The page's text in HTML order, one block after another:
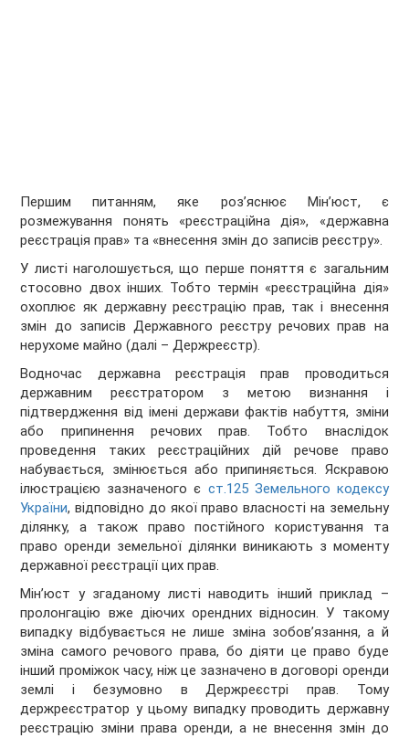
Першим питанням, яке роз’яснює Мін’юст, є
розмежування понять «реєстраційна дія», «державна
реєстрація прав» та «внесення змін до записів реєстру».
У листі наголошується, що перше поняття є загальним
стосовно двох інших. Тобто термін «реєстраційна дія»
охоплює як державну реєстрацію прав, так і внесення
змін до записів Державного реєстру речових прав на
нерухоме майно (далі – Держреєстр).
Водночас державна реєстрація прав проводиться
державним реєстратором з метою визнання і
підтвердження від імені держави фактів набуття, зміни
або припинення речових прав. Тобто внаслідок
проведення таких реєстраційних дій речове право
набувається, змінюється або припиняється. Яскравою
ілюстрацією зазначеного є ст.125 Земельного кодексу
України, відповідно до якої право власності на земельну
ділянку, а також право постійного користування та
право оренди земельної ділянки виникають з моменту
державної реєстрації цих прав.
Мін’юст у згаданому листі наводить інший приклад –
пролонгацію вже діючих орендних відносин. У такому
випадку відбувається не лише зміна зобов’язання, а й
зміна самого речового права, бо діяти це право буде
інший проміжок часу, ніж це зазначено в договорі оренди
землі і безумовно в Держреєстрі прав. Тому
держреєстратор у цьому випадку проводить державну
реєстрацію зміни права оренди, а не внесення змін до